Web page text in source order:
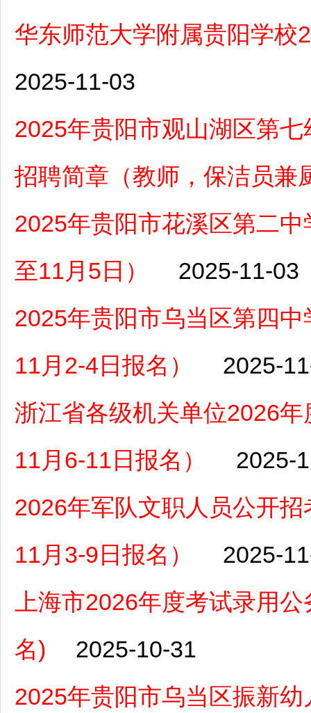
华东师范大学附属贵阳学校
2025-11-03
2025年贵阳市观山湖区第
招聘简章（教师，保洁员兼
2025年贵阳市花溪区第二
至11月5日）
2025-11-03
2025年贵阳市乌当区第四
11月2-4日报名）
2025-
浙江省各级机关单位2026
11月6-11日报名）
2025-
2026年军队文职人员公开
11月3-9日报名）
2025-
上海市2026年度考试录用
名)
2025-10-31
2025年贵阳市乌当区振新